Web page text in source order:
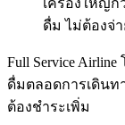
เครื่องใหญ่ก
ดื่ม ไม่ต้องจ่า
Full Service
ดื่มตลอดการเดินท
ต้องชำระเพิ่ม